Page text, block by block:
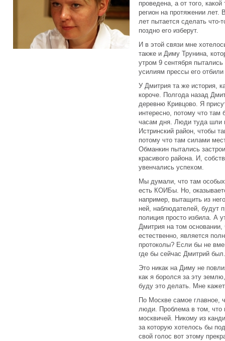
проведена, а от того,
регион на протяжении лет.
лет пытается сделать что-
поздно его изберут.
И в этой связи мне
также и Диму Трунина,
утром 9 сентября
усилиям прессы его
У Дмитрия та же история,
короче. Полгода назад
деревню Кривцово. Я
интересно, потому что
часам дня. Люди туда шли
Истринский район, чтобы
потому что там силами
Обманкин пытались
красивого района. И,
увенчались успехом.
Мы думали, что там особых
есть КОИБы. Но,
например, вытащить из
ней, наблюдателей, будут
полиция просто избила. А
Дмитрия на том основании,
естественно, является
протоколы? Если бы не
где бы сейчас Дмитрий был.
Это никак на Диму не
как я боролся за эту
буду это делать. Мне
По Москве самое
люди. Проблема в том, что
москвичей. Никому из
за которую хотелось бы
свой голос вот этому